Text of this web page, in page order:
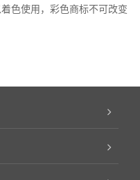
色使用，彩色商标不可改变